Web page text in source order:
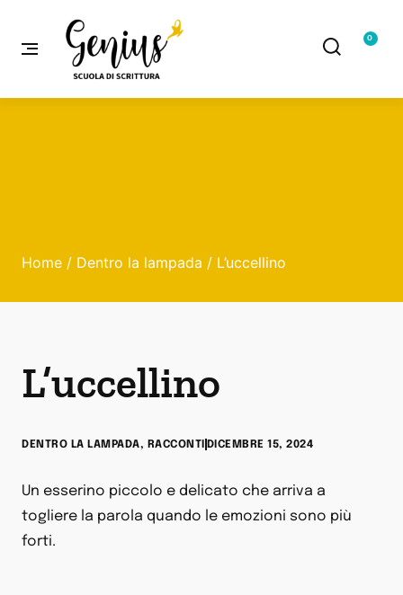
0
Home / Dentro la lampada / L’uccellino
L’uccellino
DENTRO LA LAMPADA, RACCONTI DICEMBRE 15, 2024
Un esserino piccolo e delicato che arriva a
togliere la parola quando le emozioni sono più
forti.